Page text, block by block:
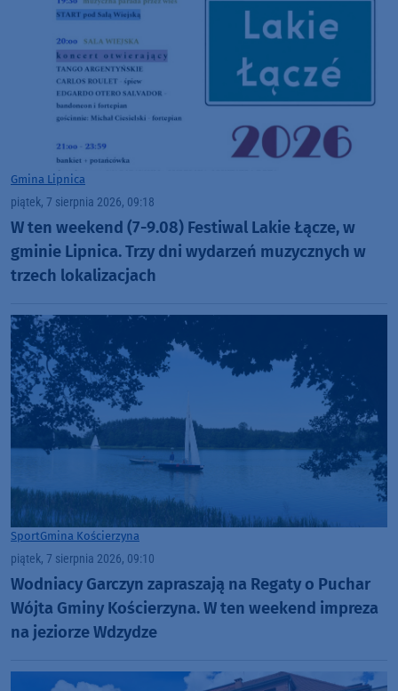
Gmina Lipnica
piątek, 7 sierpnia 2026, 09:18
W ten weekend (7-9.08) Festiwal Lakie Łącze, w
gminie Lipnica. Trzy dni wydarzeń muzycznych w
trzech lokalizacjach
SportGmina Kościerzyna
piątek, 7 sierpnia 2026, 09:10
Wodniacy Garczyn zapraszają na Regaty o Puchar
Wójta Gminy Kościerzyna. W ten weekend impreza
na jeziorze Wdzydze